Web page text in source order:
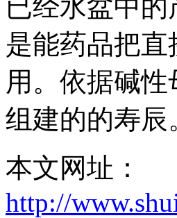
已经水盆中
是能药品把
用。依据碱
组建的的寿辰
本文网址：
http://